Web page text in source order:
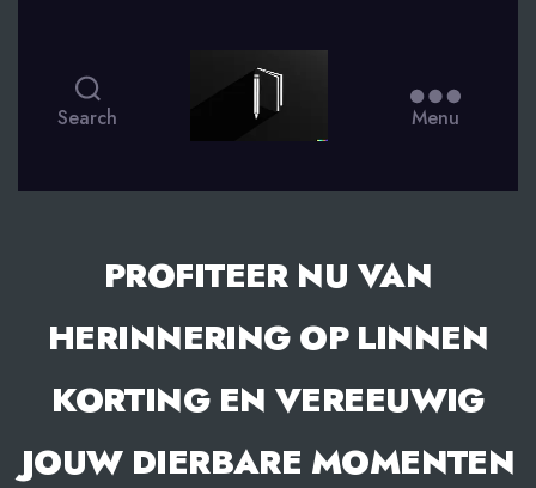
Search Menu
PROFITEER NU VAN
HERINNERING OP LINNEN
KORTING EN VEREEUWIG
JOUW DIERBARE MOMENTEN